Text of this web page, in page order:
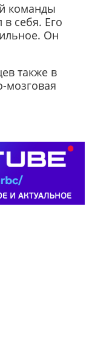
команды
себя. Его
Он
также в
мозговая